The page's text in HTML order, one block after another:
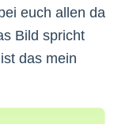
euch allen da
Bild spricht
das mein